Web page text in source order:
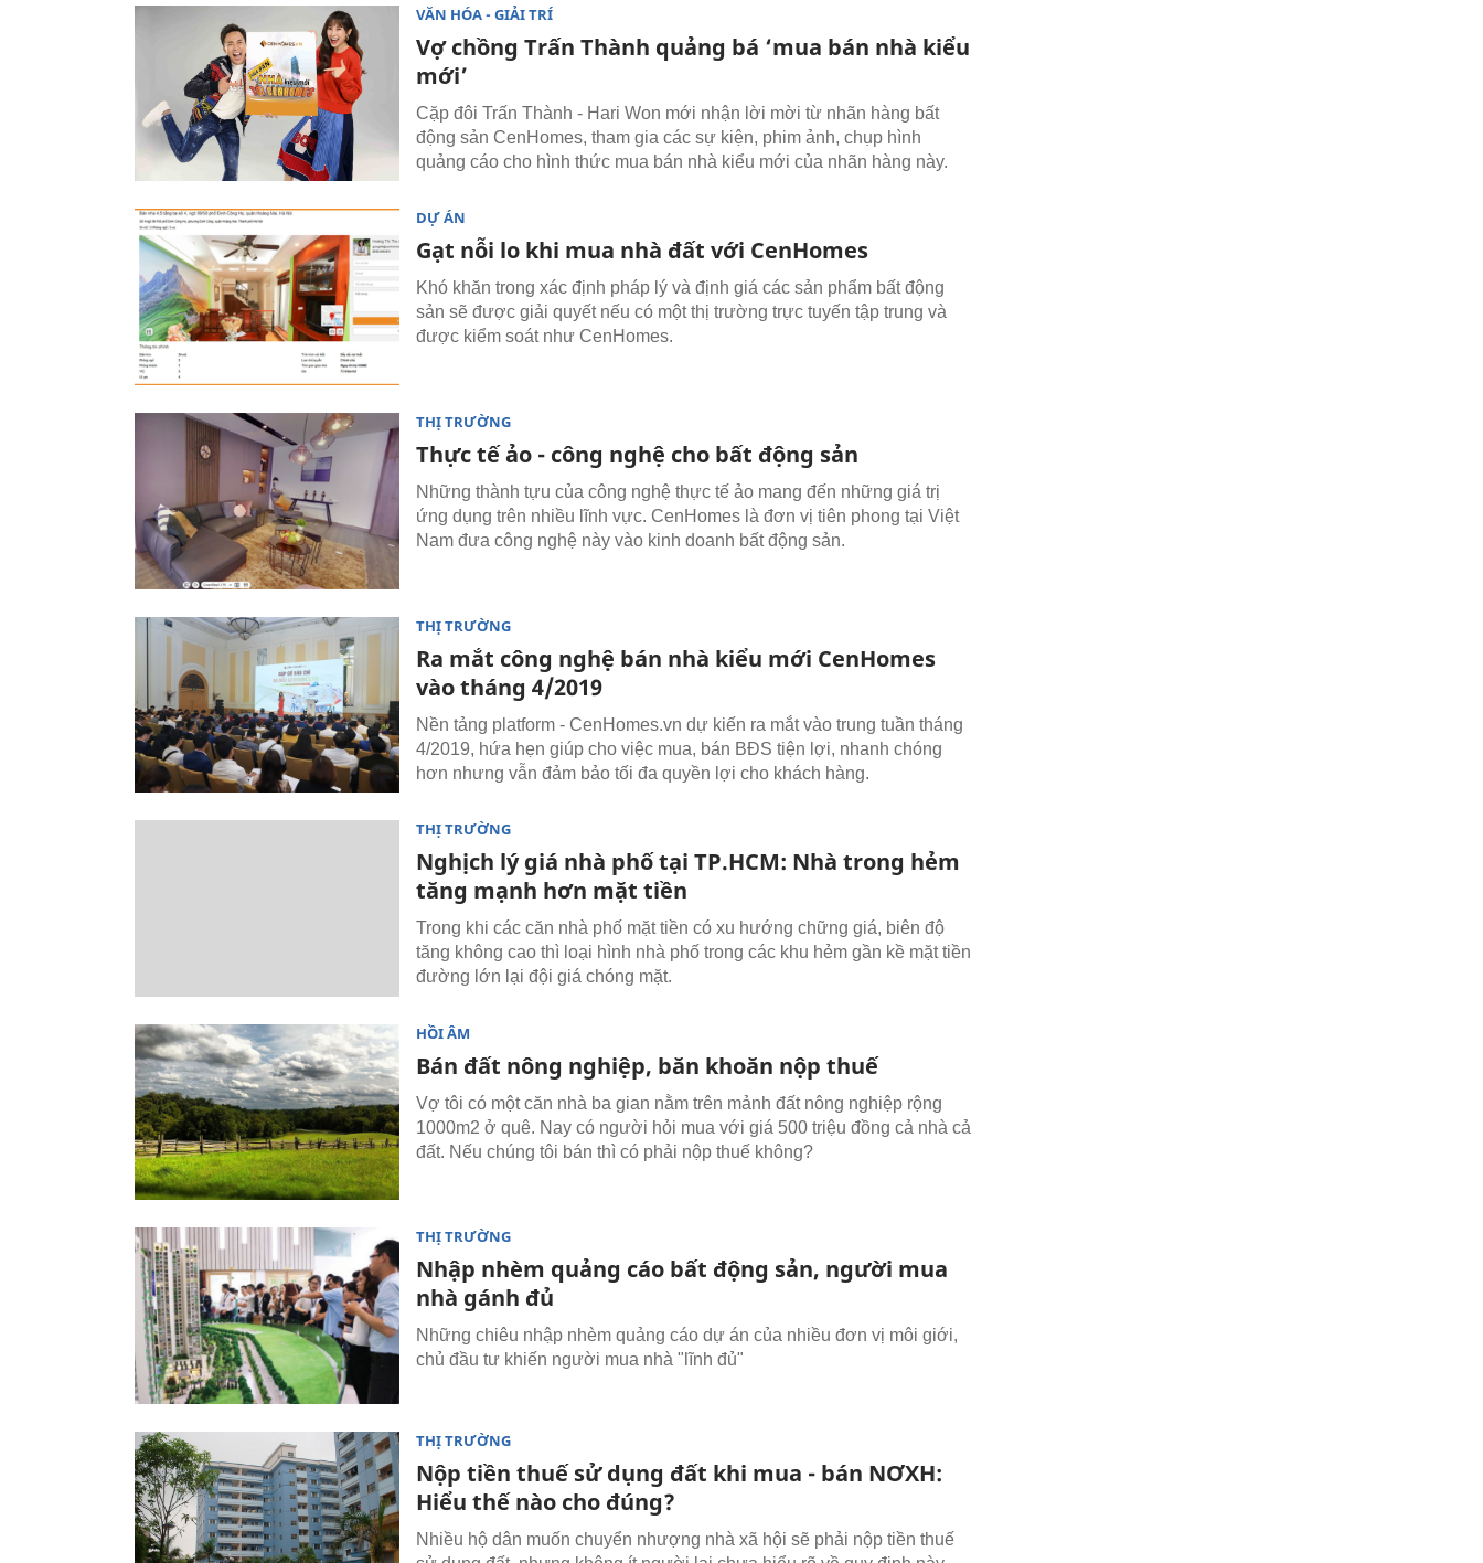
VĂN HÓA - GIẢI TRÍ
Vợ chồng Trấn Thành quảng bá ‘mua bán nhà kiểu
mới’
Cặp đôi Trấn Thành - Hari Won mới nhận lời mời từ nhãn hàng bất
động sản CenHomes, tham gia các sự kiện, phim ảnh, chụp hình
quảng cáo cho hình thức mua bán nhà kiểu mới của nhãn hàng này.
DỰ ÁN
Gạt nỗi lo khi mua nhà đất với CenHomes
Khó khăn trong xác định pháp lý và định giá các sản phẩm bất động
sản sẽ được giải quyết nếu có một thị trường trực tuyến tập trung và
được kiểm soát như CenHomes.
THỊ TRƯỜNG
Thực tế ảo - công nghệ cho bất động sản
Những thành tựu của công nghệ thực tế ảo mang đến những giá trị
ứng dụng trên nhiều lĩnh vực. CenHomes là đơn vị tiên phong tại Việt
Nam đưa công nghệ này vào kinh doanh bất động sản.
THỊ TRƯỜNG
Ra mắt công nghệ bán nhà kiểu mới CenHomes
vào tháng 4/2019
Nền tảng platform - CenHomes.vn dự kiến ra mắt vào trung tuần tháng
4/2019, hứa hẹn giúp cho việc mua, bán BĐS tiện lợi, nhanh chóng
hơn nhưng vẫn đảm bảo tối đa quyền lợi cho khách hàng.
THỊ TRƯỜNG
Nghịch lý giá nhà phố tại TP.HCM: Nhà trong hẻm
tăng mạnh hơn mặt tiền
Trong khi các căn nhà phố mặt tiền có xu hướng chững giá, biên độ
tăng không cao thì loại hình nhà phố trong các khu hẻm gần kề mặt tiền
đường lớn lại đội giá chóng mặt.
HỒI ÂM
Bán đất nông nghiệp, băn khoăn nộp thuế
Vợ tôi có một căn nhà ba gian nằm trên mảnh đất nông nghiệp rộng
1000m2 ở quê. Nay có người hỏi mua với giá 500 triệu đồng cả nhà cả
đất. Nếu chúng tôi bán thì có phải nộp thuế không?
THỊ TRƯỜNG
Nhập nhèm quảng cáo bất động sản, người mua
nhà gánh đủ
Những chiêu nhập nhèm quảng cáo dự án của nhiều đơn vị môi giới,
chủ đầu tư khiến người mua nhà "lĩnh đủ"
THỊ TRƯỜNG
Nộp tiền thuế sử dụng đất khi mua - bán NƠXH:
Hiểu thế nào cho đúng?
Nhiều hộ dân muốn chuyển nhượng nhà xã hội sẽ phải nộp tiền thuế